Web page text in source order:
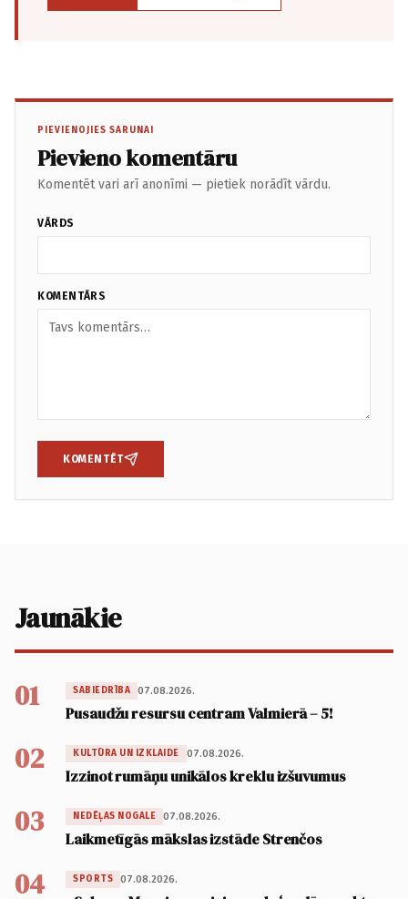
PIEVIENOJIES SARUNAI
Pievieno komentāru
Komentēt vari arī anonīmi — pietiek norādīt vārdu.
VĀRDS
KOMENTĀRS
KOMENTĒT
Jaunākie
01 SABIEDRĪBA 07.08.2026.
Pusaudžu resursu centram Valmierā – 5!
02 KULTŪRA UN IZKLAIDE 07.08.2026.
Izzinot rumāņu unikālos kreklu izšuvumus
03 NEDĒĻAS NOGALE 07.08.2026.
Laikmetīgās mākslas izstāde Strenčos
04 SPORTS 07.08.2026.